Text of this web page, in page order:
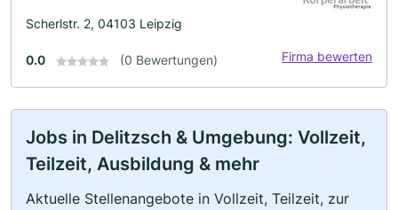
Scherlstr. 2, 04103 Leipzig
0.0 (0 Bewertungen) Firma bewerten
Jobs in Delitzsch & Umgebung: Vollzeit,
Teilzeit, Ausbildung & mehr
Aktuelle Stellenangebote in Vollzeit, Teilzeit, zur